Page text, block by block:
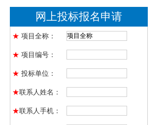
网上投标报名申请
★ 项目全称：
★ 项目编号：
★ 投标单位：
★联系人姓名：
★联系人手机：